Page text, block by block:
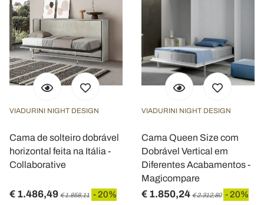
VIADURINI NIGHT DESIGN
Cama de solteiro dobrável
horizontal feita na Itália -
Collaborative
€ 1.486,49 € 1.858,11 - 20%
VIADURINI NIGHT DESIGN
Cama Queen Size com
Dobrável Vertical em
Diferentes Acabamentos -
Magicompare
€ 1.850,24 € 2.312,80 - 20%